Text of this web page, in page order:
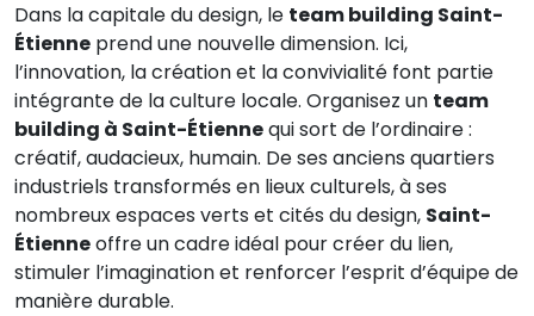
Dans la capitale du design, le team building Saint-
Étienne prend une nouvelle dimension. Ici,
l’innovation, la création et la convivialité font partie
intégrante de la culture locale. Organisez un team
building à Saint-Étiennequi sort de l’ordinaire :
créatif, audacieux, humain. De ses anciens quartiers
industriels transformés en lieux culturels, à ses
nombreux espaces verts et cités du design, Saint-
Étienneoffre un cadre idéal pour créer du lien,
stimuler l’imagination et renforcer l’esprit d’équipe de
manière durable.